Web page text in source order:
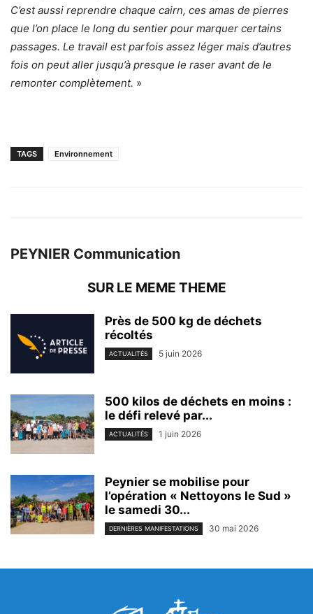
C’est aussi reprendre chaque cairn, ces amas de pierres
que l’on place le long du sentier pour marquer certains
passages. Le travail est parfois assez léger mais d’autres
fois on peut aller jusqu’à presque le raser avant de le
remonter complètement. »
TAGS Environnement
PEYNIER Communication
SUR LE MEME THEME
Près de 500 kg de déchets
récoltés
ACTUALITÉS 5 juin 2026
500 kilos de déchets en moins :
le défi relevé par...
ACTUALITÉS 1 juin 2026
Peynier se mobilise pour
l’opération « Nettoyons le Sud »
le samedi 30...
DERNIÈRES MANIFESTATIONS 30 mai 2026